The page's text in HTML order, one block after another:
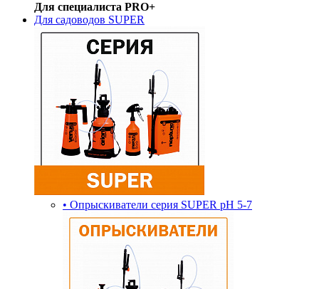
Для специалиста PRO+
Для садоводов SUPER
• Опрыскиватели серия SUPER pH 5-7